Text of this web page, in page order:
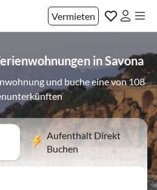
Vermieten
in Savona
und buche eine von 108
Aufenthalt Direkt
Buchen